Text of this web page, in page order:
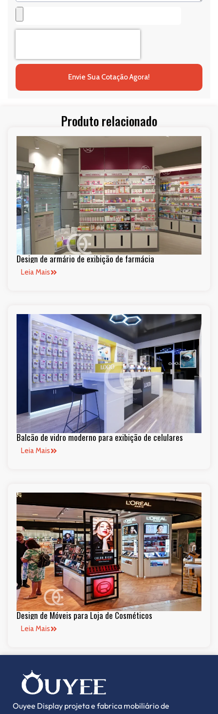
Envie Sua Cotação Agora!
Produto relacionado
Design de armário de exibição de farmácia
Leia Mais
Balcão de vidro moderno para exibição de celulares
Leia Mais
Design de Móveis para Loja de Cosméticos
Leia Mais
Ouyee Display projeta e fabrica mobiliário de